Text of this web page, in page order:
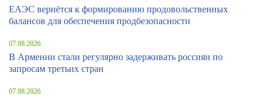
ЕАЭС вернётся к формированию продовольственных
балансов для обеспечения продбезопасности
07.08.2026
В Армении стали регулярно задерживать россиян по
запросам третьих стран
07.08.2026